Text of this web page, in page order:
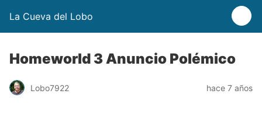
La Cueva del Lobo
Homeworld 3 Anuncio Polémico
Lobo7922 hace 7 años